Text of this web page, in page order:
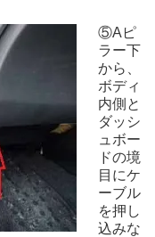
⑤Aピ
ラー下
から、
ボディ
内側と
ダッシ
ュボー
ドの境
目にケ
ーブル
を押し
込みな